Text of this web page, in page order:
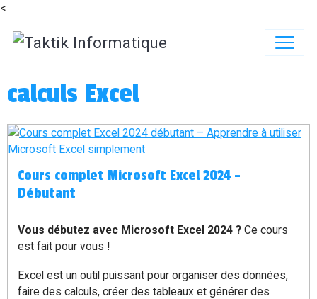
<
calculs Excel
Cours complet Microsoft Excel 2024 –
Débutant
Vous débutez avec Microsoft Excel 2024 ?Ce cours
est fait pour vous !
Excel est un outil puissant pour organiser des données,
faire des calculs, créer des tableaux et générer des